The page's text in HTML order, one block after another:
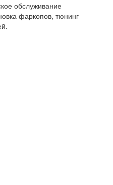
обслуживание
фаркопов, тюнинг